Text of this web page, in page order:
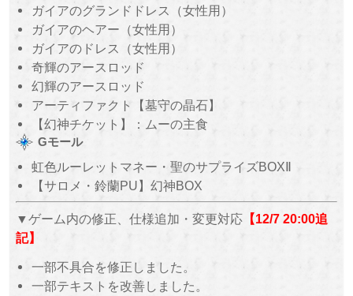
ガイアのグランドドレス（女性用）
ガイアのヘアー（女性用）
ガイアのドレス（女性用）
奇輝のアースロッド
幻輝のアースロッド
アーティファクト【墓守の晶石】
【幻神チケット】：ムーの主食
Gモール
虹色ルーレットマネー・聖のサプライズBOXⅡ
【サロメ・鈴蘭PU】幻神BOX
▼ゲーム内の修正、仕様追加・変更対応【12/7 20:00追
記】
一部不具合を修正しました。
一部テキストを改善しました。